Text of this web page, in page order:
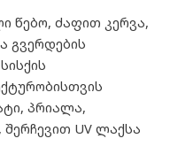
წებო, ძაფით კერვა,
გვერდების
პრიალა,
UV ლაქსა